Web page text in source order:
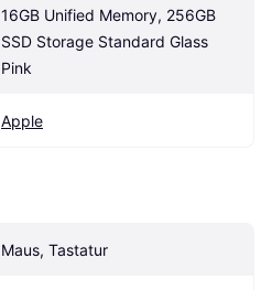
16GB Unified Memory, 256GB
SSD Storage Standard Glass
Pink
Apple
Maus, Tastatur